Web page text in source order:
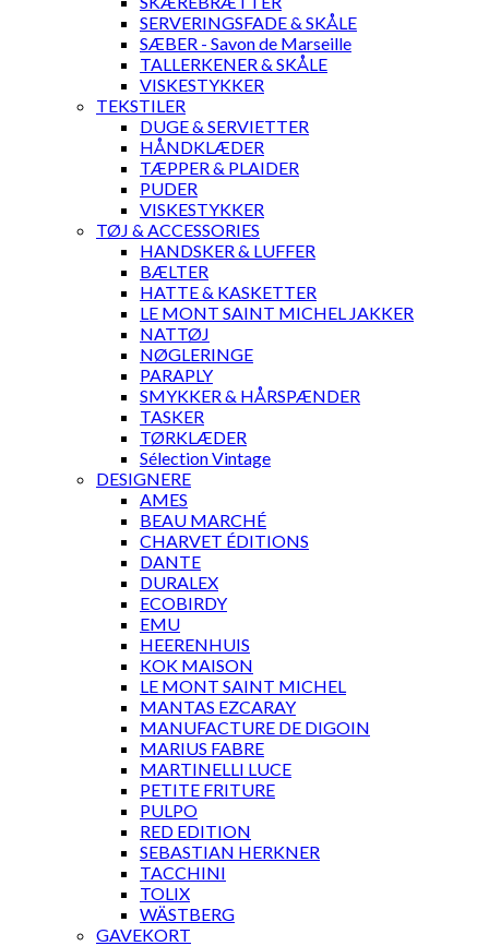
SERVERINGSFADE & SKÅLE
SÆBER - Savon de Marseille
TALLERKENER & SKÅLE
VISKESTYKKER
TEKSTILER
DUGE & SERVIETTER
HÅNDKLÆDER
TÆPPER & PLAIDER
PUDER
VISKESTYKKER
TØJ & ACCESSORIES
HANDSKER & LUFFER
BÆLTER
HATTE & KASKETTER
LE MONT SAINT MICHEL JAKKER
NATTØJ
NØGLERINGE
PARAPLY
SMYKKER & HÅRSPÆNDER
TASKER
TØRKLÆDER
Sélection Vintage
DESIGNERE
AMES
BEAU MARCHÉ
CHARVET ÉDITIONS
DANTE
DURALEX
ECOBIRDY
EMU
HEERENHUIS
KOK MAISON
LE MONT SAINT MICHEL
MANTAS EZCARAY
MANUFACTURE DE DIGOIN
MARIUS FABRE
MARTINELLI LUCE
PETITE FRITURE
PULPO
RED EDITION
SEBASTIAN HERKNER
TACCHINI
TOLIX
WÄSTBERG
GAVEKORT